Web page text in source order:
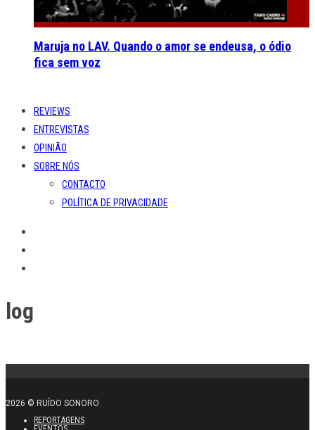
Maruja no LAV. Quando o amor se endeusa, o ódio
fica sem voz
REVIEWS
ENTREVISTAS
OPINIÃO
SOBRE NÓS
CONTACTO
POLÍTICA DE PRIVACIDADE
log
2026 © RUÍDO SONORO
REPORTAGENS